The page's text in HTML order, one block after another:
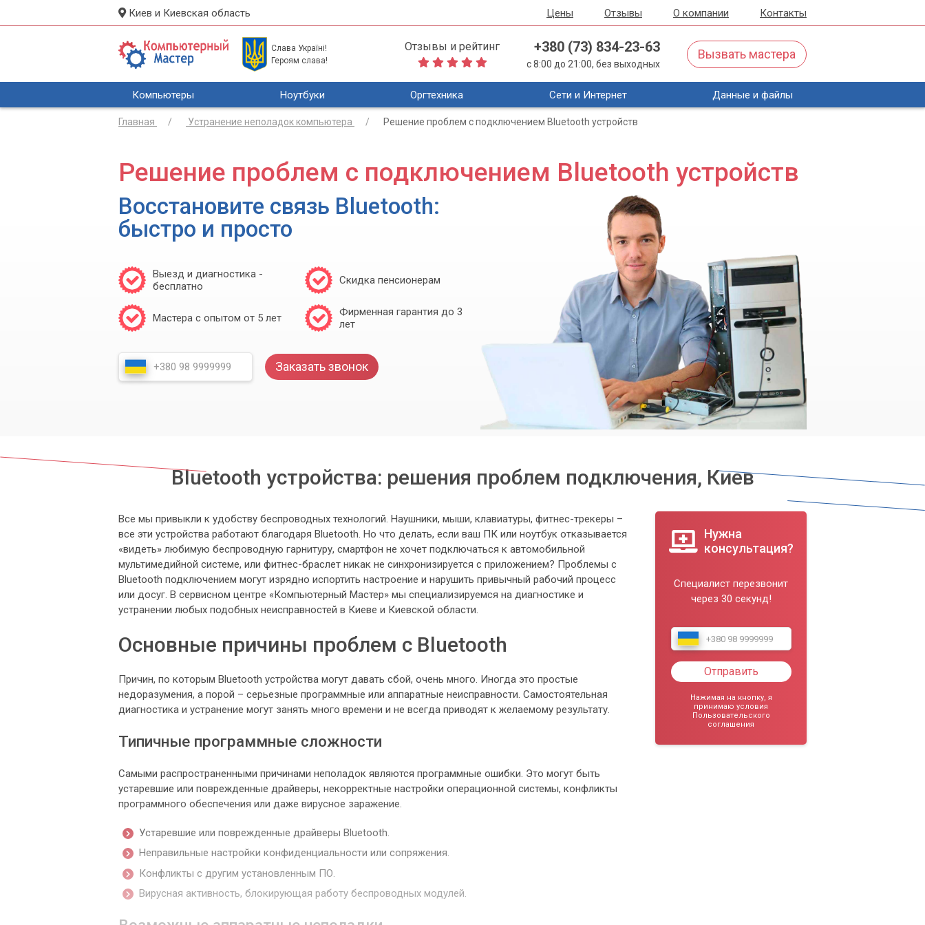
Киев и Киевская область Цены Отзывы О компании Контакты
Слава Україні!
Героям слава!
Отзывы и рейтинг +380 (73) 834-23-63
с 8:00 до 21:00, без выходных
Вызвать мастера
Компьютеры Ноутбуки Оргтехника Сети и Интернет Данные и файлы
Главная Устранение неполадок компьютера Решение проблем с подключением Bluetooth устройств
Решение проблем с подключением Bluetooth устройств
Восстановите связь Bluetooth:
быстро и просто
Выезд и диагностика -
бесплатно
Скидка пенсионерам
Мастера с опытом от 5 лет
Фирменная гарантия до 3
лет
Заказать звонок
Bluetooth устройства: решения проблем подключения, Киев
Все мы привыкли к удобству беспроводных технологий. Наушники, мыши, клавиатуры, фитнес-трекеры –
все эти устройства работают благодаря Bluetooth. Но что делать, если ваш ПК или ноутбук отказывается
«видеть» любимую беспроводную гарнитуру, смартфон не хочет подключаться к автомобильной
мультимедийной системе, или фитнес-браслет никак не синхронизируется с приложением? Проблемы с
Bluetooth подключением могут изрядно испортить настроение и нарушить привычный рабочий процесс
или досуг. В сервисном центре «Компьютерный Мастер» мы специализируемся на диагностике и
устранении любых подобных неисправностей в Киеве и Киевской области.
Основные причины проблем с Bluetooth
Причин, по которым Bluetooth устройства могут давать сбой, очень много. Иногда это простые
недоразумения, а порой – серьезные программные или аппаратные неисправности. Самостоятельная
диагностика и устранение могут занять много времени и не всегда приводят к желаемому результату.
Типичные программные сложности
Самыми распространенными причинами неполадок являются программные ошибки. Это могут быть
устаревшие или поврежденные драйверы, некорректные настройки операционной системы, конфликты
программного обеспечения или даже вирусное заражение.
Устаревшие или поврежденные драйверы Bluetooth.
Неправильные настройки конфиденциальности или сопряжения.
Конфликты с другим установленным ПО.
Вирусная активность, блокирующая работу беспроводных модулей.
Нужна
консультация?
Специалист перезвонит
через 30 секунд!
Отправить
Нажимая на кнопку, я
принимаю условия
Пользовательского
соглашения